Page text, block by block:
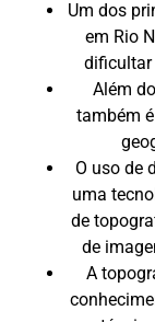
Um dos
em Rio
dificultar
Além
também
O uso de
uma
de
de
A